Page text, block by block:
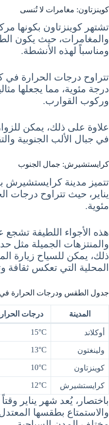
كوينزتاون: مغامرات لا تُنسى
تشتهر كوينزتاون بكونها
والمغامرات، حيث يكون
ومناسباً لهذه الأنشطة.
درجة مئوية، مما يجعلها
وركوب القوارب.
علاوة على ذلك، يمكن
في جبال الألب الجنوبية
كرايستشيرش: جمال الجنوب
تتميز مدينة
مئوية.
هذه الأجواء اللطيفة
والمنتزهات الجميلة مثل
ذلك، يمكن للسياح زيارة
المحلية التي تعكس ثقافة
جدول الطقس ودرجات الحرارة في
المدينة درجات
أوكلاند 15°C
ولينغتون 13°C
كوينزتاون 10°C
كرايستشيرش 12°C
باختصار، يُعد شهر يناير وقتاً
والاستمتاع بطقسها